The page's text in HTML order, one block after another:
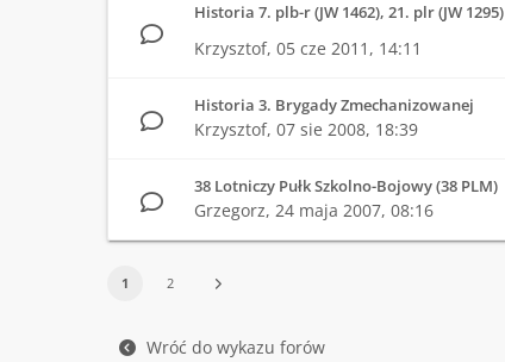
Historia 7. plb-r (JW 1462), 21. plr (JW 1295)
Krzysztof, 05 cze 2011, 14:11
Historia 3. Brygady Zmechanizowanej
Krzysztof, 07 sie 2008, 18:39
38 Lotniczy Pułk Szkolno-Bojowy (38 PLM)
Grzegorz, 24 maja 2007, 08:16
1 2
Wróć do wykazu forów